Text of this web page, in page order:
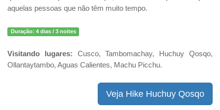
aquelas pessoas que não têm muito tempo.
Duração: 4 dias / 3 noites
Visitando lugares: Cusco, Tambomachay, Huchuy Qosqo,
Ollantaytambo, Aguas Calientes, Machu Picchu.
Veja Hike Huchuy Qosqo